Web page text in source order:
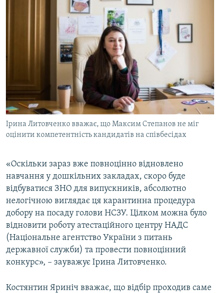
Ірина Литовченко вважає, що Максим Степанов не міг
оцінити компетентність кандидатів на співбесідах
«Оскільки зараз вже повноцінно відновлено
навчання у дошкільних закладах, скоро буде
відбуватися ЗНО для випускників, абсолютно
нелогічною виглядає ця карантинна процедура
добору на посаду голови НСЗУ. Цілком можна було
відновити роботу атестаційного центру НАДС
(Національне агентство України з питань
державної служби) та провести повноцінний
конкурс», – зауважує Ірина Литовченко.
Костянтин Яриніч вважає, що відбір проходив саме